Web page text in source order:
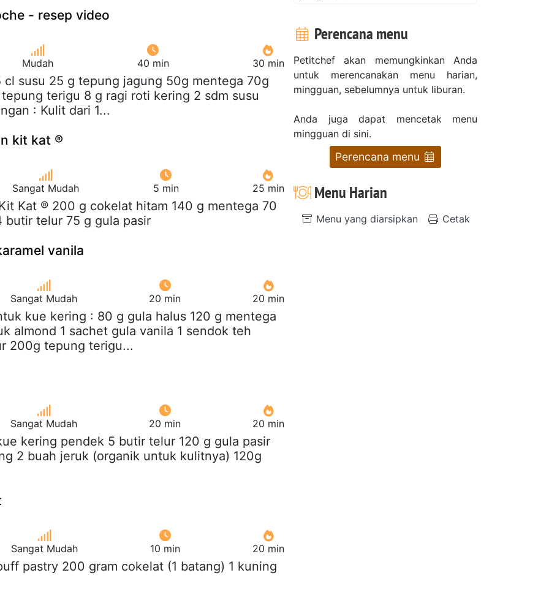
- resep video
Mudah 40 min 30 min
cl susu 25 g tepung jagung 50g mentega 70g
terigu 8 g ragi roti kering 2 sdm susu
: Kulit dari 1...
kit kat ®
Sangat Mudah 5 min 25 min
Kat ® 200 g cokelat hitam 140 g mentega 70
telur 75 g gula pasir
vanila
Sangat Mudah 20 min 20 min
kue kering : 80 g gula halus 120 g mentega
almond 1 sachet gula vanila 1 sendok teh
200g tepung terigu...
Sangat Mudah 20 min 20 min
kering pendek 5 butir telur 120 g gula pasir
2 buah jeruk (organik untuk kulitnya) 120g
Sangat Mudah 10 min 20 min
pastry 200 gram cokelat (1 batang) 1 kuning
Perencana menu
Petitchef akan memungkinkan Anda
untuk merencanakan menu harian,
mingguan, sebelumnya untuk liburan.
Anda juga dapat mencetak menu
mingguan di sini.
Perencana menu
Menu Harian
Menu yang diarsipkan Cetak